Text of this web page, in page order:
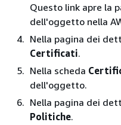
Questo link apre la
dell'oggetto nella
Nella pagina dei
Certificati.
Nella scheda
dell'oggetto.
Nella pagina dei
Politiche.